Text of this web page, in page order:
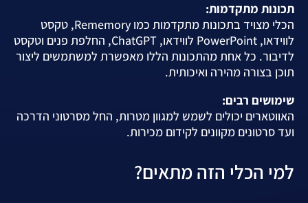
תכונות מתקדמות:
הכלי מצויד בתכונות מתקדמות כמו Rememory, טקסט
לווידאו, PowerPoint לווידאו, ChatGPT, החלפת פנים וטקסט
לדיבור. כל אחת מהתכונות הללו מאפשרת למשתמשים ליצור
תוכן בצורה מהירה ואיכותית.
שימושים רבים:
האווטארים יכולים לשמש למגוון מטרות, החל מסרטוני הדרכה
ועד סרטונים מקוונים לקידום מכירות.
למי הכלי הזה מתאים?